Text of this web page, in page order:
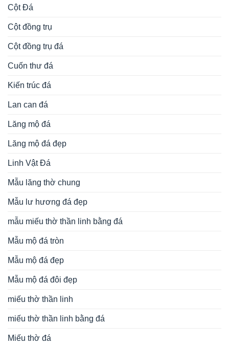
Cột Đá
Cột đồng trụ
Cột đồng trụ đá
Cuốn thư đá
Kiến trúc đá
Lan can đá
Lăng mộ đá
Lăng mộ đá đẹp
Linh Vật Đá
Mẫu lăng thờ chung
Mẫu lư hương đá đẹp
mẫu miếu thờ thần linh bằng đá
Mẫu mộ đá tròn
Mẫu mộ đá đẹp
Mẫu mộ đá đôi đẹp
miếu thờ thần linh
miếu thờ thần linh bằng đá
Miếu thờ đá